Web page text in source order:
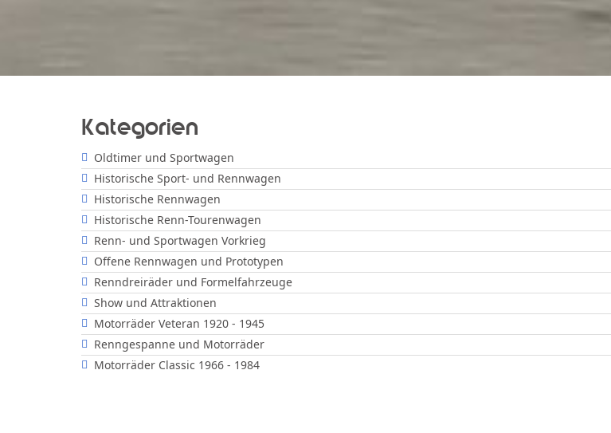
Kategorien
Oldtimer und Sportwagen
Historische Sport- und Rennwagen
Historische Rennwagen
Historische Renn-Tourenwagen
Renn- und Sportwagen Vorkrieg
Offene Rennwagen und Prototypen
Renndreiräder und Formelfahrzeuge
Show und Attraktionen
Motorräder Veteran 1920 - 1945
Renngespanne und Motorräder
Motorräder Classic 1966 - 1984